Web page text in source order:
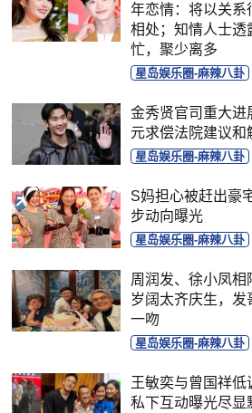
年恋情：将以关系
相处；知情人士透
忙，聚少离多
星岛娱乐圈-麻辣八卦
金秀贤官司重大进
元求偿法院建议和
星岛娱乐圈-麻辣八卦
S妈担心被赶出豪
步动向曝光
星岛娱乐圈-麻辣八卦
周润发、徐小凤相
岁阔太齐庆生，
一吻
星岛娱乐圈-麻辣八卦
王敏奕与曾国祥低
私下互动曝光尽显